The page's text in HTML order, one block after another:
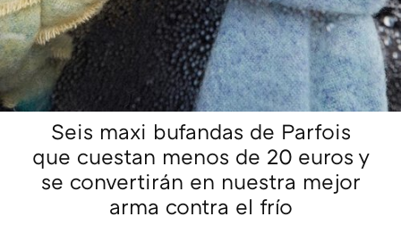
Seis maxi bufandas de Parfois
que cuestan menos de 20 euros y
se convertirán en nuestra mejor
arma contra el frío